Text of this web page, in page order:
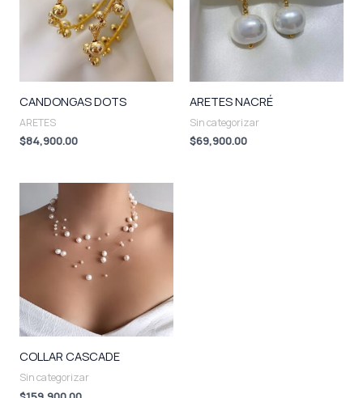
CANDONGAS DOTS
ARETES
$84,900.00
ARETES NACRÉ
Sin categorizar
$69,900.00
COLLAR CASCADE
Sin categorizar